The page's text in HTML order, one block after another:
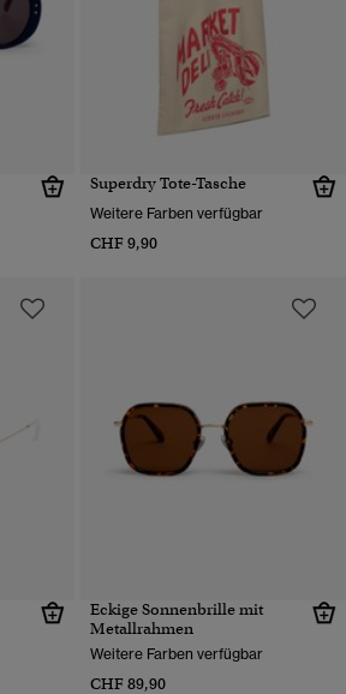
Superdry Tote-Tasche
Weitere Farben verfügbar
CHF 9,90
Eckige Sonnenbrille mit
Metallrahmen
Weitere Farben verfügbar
CHF 89,90